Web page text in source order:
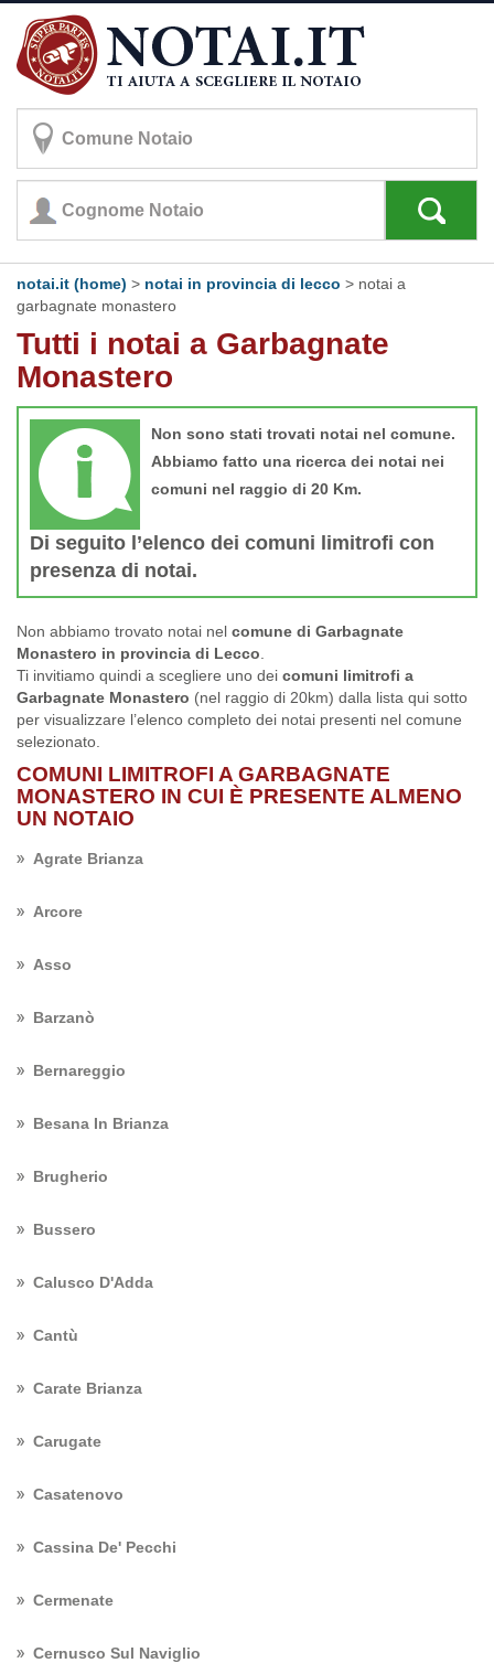
notai.it (home) > notai in provincia di lecco > notai a
garbagnate monastero
Tutti i notai a Garbagnate
Monastero
Non sono stati trovati notai nel comune.
Abbiamo fatto una ricerca dei notai nei
comuni nel raggio di 20 Km.
Di seguito l’elenco dei comuni limitrofi con
presenza di notai.
Non abbiamo trovato notai nel comune di Garbagnate
Monastero in provincia di Lecco
Ti invitiamo quindi a scegliere uno dei comuni limitrofi a
Garbagnate Monastero (nel raggio di 20km) dalla lista qui sotto
per visualizzare l’elenco completo dei notai presenti nel comune
selezionato.
COMUNI LIMITROFI A GARBAGNATE
MONASTERO IN CUI È PRESENTE ALMENO
UN NOTAIO
Agrate Brianza
Arcore
Asso
Barzanò
Bernareggio
Besana In Brianza
Brugherio
Bussero
Calusco D'Adda
Cantù
Carate Brianza
Carugate
Casatenovo
Cassina De' Pecchi
Cermenate
Cernusco Sul Naviglio